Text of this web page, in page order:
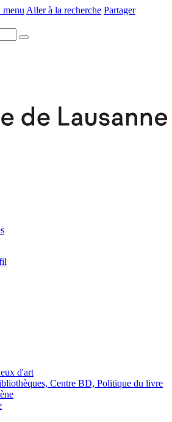
menu Aller à la recherche Partager
d'art
Centre BD, Politique du livre